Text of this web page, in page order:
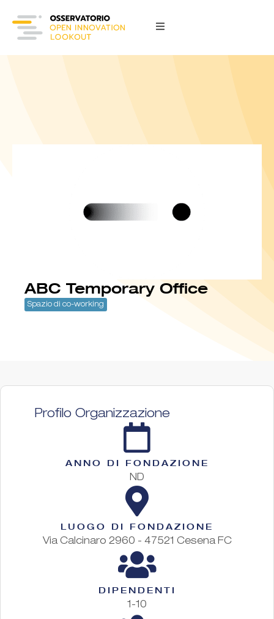
ABC Temporary Office
Spazio di co-working
Profilo Organizzazione
ANNO DI FONDAZIONE
ND
LUOGO DI FONDAZIONE
Via Calcinaro 2960 - 47521 Cesena FC
DIPENDENTI
1-10